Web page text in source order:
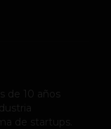
de 10 años
de startups.